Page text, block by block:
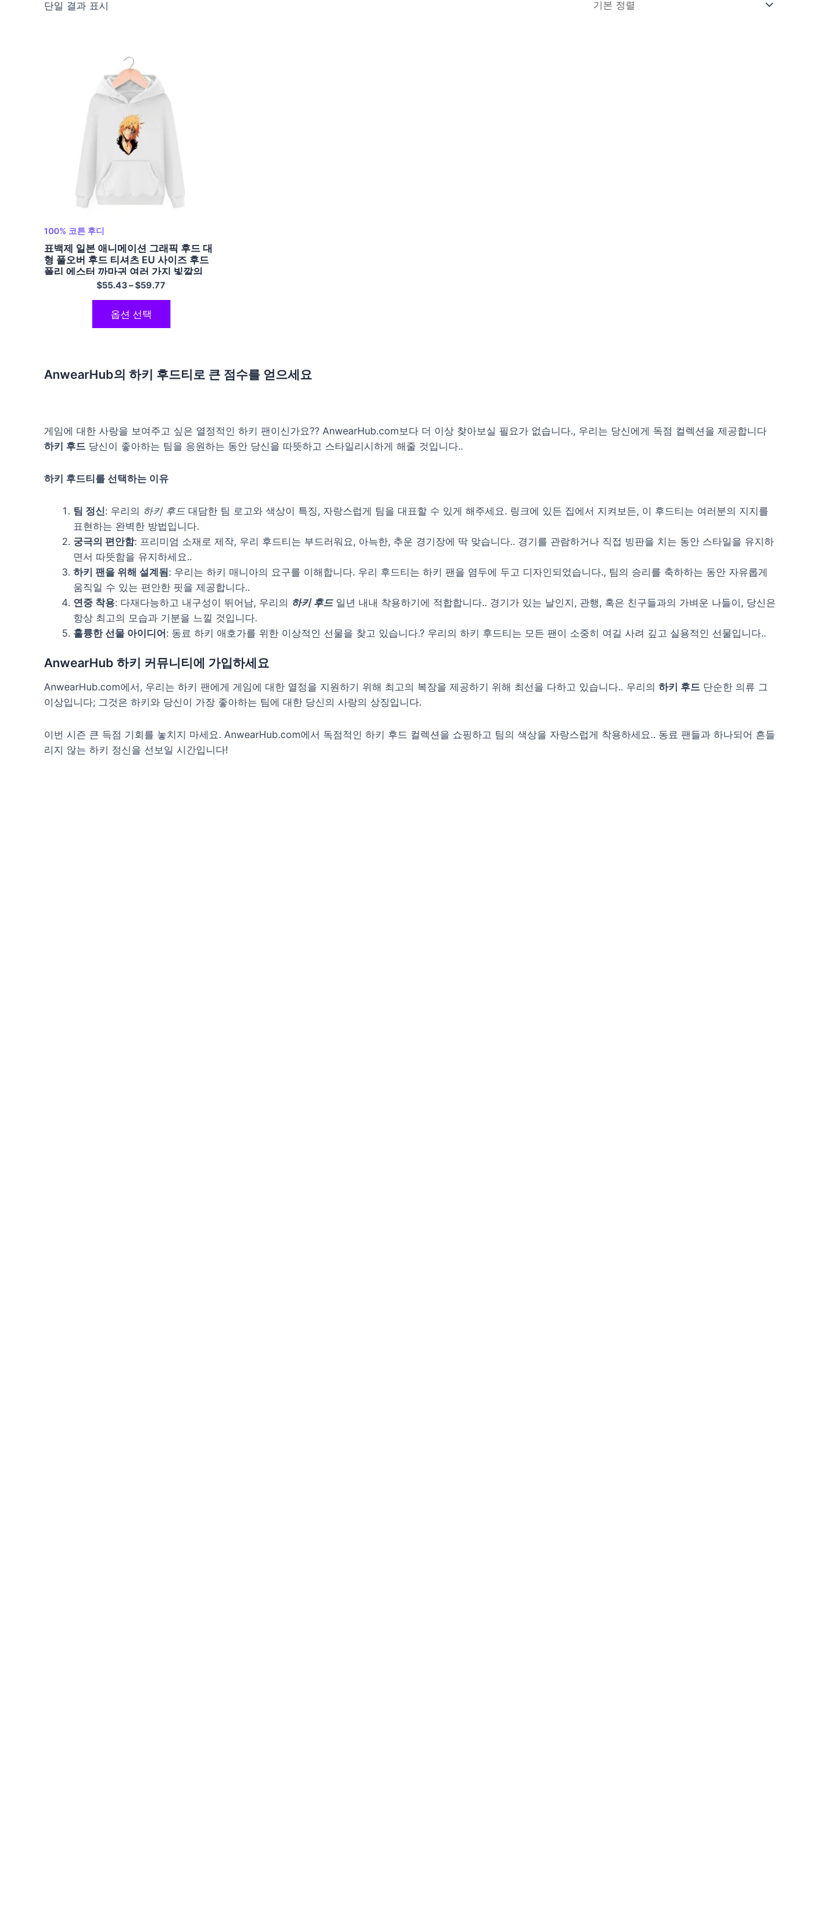
단일 결과 표시
100% 코튼 후디
표백제 일본 애니메이션 그래픽 후드 대
형 풀오버 후드 티셔츠 EU 사이즈 후드
폴리 에스터 까마귀 여러 가지 빛깔의
$55.43–$59.77
옵션 선택
AnwearHub의 하키 후드티로 큰 점수를 얻으세요
게임에 대한 사랑을 보여주고 싶은 열정적인 하키 팬이신가요?? AnwearHub.com보다 더 이상 찾아보실 필요가 없습니다., 우리는 당신에게 독점 컬렉션을 제공합니다
하키 후드 당신이 좋아하는 팀을 응원하는 동안 당신을 따뜻하고 스타일리시하게 해줄 것입니다..
하키 후드티를 선택하는 이유
팀 정신: 우리의 하키 후드 대담한 팀 로고와 색상이 특징, 자랑스럽게 팀을 대표할 수 있게 해주세요. 링크에 있든 집에서 지켜보든, 이 후드티는 여러분의 지지를
표현하는 완벽한 방법입니다.
궁극의 편안함: 프리미엄 소재로 제작, 우리 후드티는 부드러워요, 아늑한, 추운 경기장에 딱 맞습니다.. 경기를 관람하거나 직접 빙판을 치는 동안 스타일을 유지하
면서 따뜻함을 유지하세요..
하키 팬을 위해 설계됨: 우리는 하키 매니아의 요구를 이해합니다. 우리 후드티는 하키 팬을 염두에 두고 디자인되었습니다., 팀의 승리를 축하하는 동안 자유롭게
움직일 수 있는 편안한 핏을 제공합니다..
연중 착용: 다재다능하고 내구성이 뛰어남, 우리의 하키 후드일년 내내 착용하기에 적합합니다.. 경기가 있는 날인지, 관행, 혹은 친구들과의 가벼운 나들이, 당신은
항상 최고의 모습과 기분을 느낄 것입니다.
훌륭한 선물 아이디어: 동료 하키 애호가를 위한 이상적인 선물을 찾고 있습니다.? 우리의 하키 후드티는 모든 팬이 소중히 여길 사려 깊고 실용적인 선물입니다..
AnwearHub 하키 커뮤니티에 가입하세요
AnwearHub.com에서, 우리는 하키 팬에게 게임에 대한 열정을 지원하기 위해 최고의 복장을 제공하기 위해 최선을 다하고 있습니다.. 우리의 하키 후드 단순한 의류 그
이상입니다; 그것은 하키와 당신이 가장 좋아하는 팀에 대한 당신의 사랑의 상징입니다.
이번 시즌 큰 득점 기회를 놓치지 마세요. AnwearHub.com에서 독점적인 하키 후드 컬렉션을 쇼핑하고 팀의 색상을 자랑스럽게 착용하세요.. 동료 팬들과 하나되어 흔들
리지 않는 하키 정신을 선보일 시간입니다!